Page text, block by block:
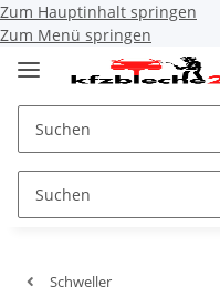
Zum Hauptinhalt springen
Zum Menü springen
Schweller